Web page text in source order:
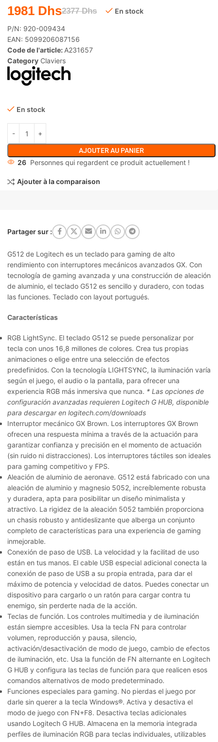
2377Dhs
1981 Dhs En stock
P/N: 920-009434
EAN: 5099206087156
Code de l'article: A231657
Category Claviers
En stock
AJOUTER AU PANIER
26 Personnes qui regardent ce produit actuellement !
Ajouter à la comparaison
Partager sur :
G512 de Logitech es un teclado para gaming de alto
rendimiento con interruptores mecánicos avanzados GX. Con
tecnología de gaming avanzada y una construcción de aleación
de aluminio, el teclado G512 es sencillo y duradero, con todas
las funciones. Teclado con layout portugués.
Características
RGB LightSync. El teclado G512 se puede personalizar por
tecla con unos 16,8 millones de colores. Crea tus propias
animaciones o elige entre una selección de efectos
predefinidos. Con la tecnología LIGHTSYNC, la iluminación varía
según el juego, el audio o la pantalla, para ofrecer una
experiencia RGB más inmersiva que nunca. * Las opciones de
configuración avanzadas requieren Logitech G HUB, disponible
para descargar en logitech.com/downloads
Interruptor mecánico GX Brown. Los interruptores GX Brown
ofrecen una respuesta mínima a través de la actuación para
garantizar confianza y precisión en el momento de actuación
(sin ruido ni distracciones). Los interruptores táctiles son ideales
para gaming competitivo y FPS.
Aleación de aluminio de aeronave. G512 está fabricado con una
aleación de aluminio y magnesio 5052, increíblemente robusta
y duradera, apta para posibilitar un diseño minimalista y
atractivo. La rigidez de la aleación 5052 también proporciona
un chasis robusto y antideslizante que alberga un conjunto
completo de características para una experiencia de gaming
inmejorable.
Conexión de paso de USB. La velocidad y la facilitad de uso
están en tus manos. El cable USB especial adicional conecta la
conexión de paso de USB a su propia entrada, para dar el
máximo de potencia y velocidad de datos. Puedes conectar un
dispositivo para cargarlo o un ratón para cargar contra tu
enemigo, sin perderte nada de la acción.
Teclas de función. Los controles multimedia y de iluminación
están siempre accesibles. Usa la tecla FN para controlar
volumen, reproducción y pausa, silencio,
activación/desactivación de modo de juego, cambio de efectos
de iluminación, etc. Usa la función de FN alternante en Logitech
G HUB y configura las teclas de función para que realicen esos
comandos alternativos de modo predeterminado.
Funciones especiales para gaming. No pierdas el juego por
darle sin querer a la tecla Windows®. Activa y desactiva el
modo de juego con FN+F8. Desactiva teclas adicionales
usando Logitech G HUB. Almacena en la memoria integrada
perfiles de iluminación RGB para teclas individuales, utilizables